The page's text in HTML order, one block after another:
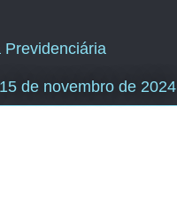
Previdenciária
de novembro de 2024